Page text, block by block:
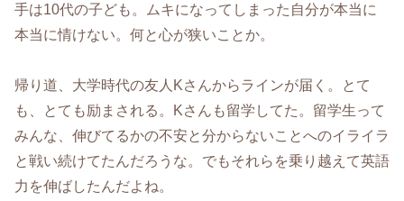
手は10代の子ども。ムキになってしまった自分が本当に
本当に情けない。何と心が狭いことか。
帰り道、大学時代の友人Kさんからラインが届く。とて
も、とても励まされる。Kさんも留学してた。留学生って
みんな、伸びてるかの不安と分からないことへのイライラ
と戦い続けてたんだろうな。でもそれらを乗り越えて英語
力を伸ばしたんだよね。